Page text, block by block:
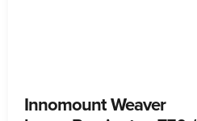
Innomount Weaver